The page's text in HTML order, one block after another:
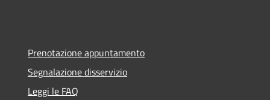
Prenotazione appuntamento
Segnalazione disservizio
Leggi le FAQ